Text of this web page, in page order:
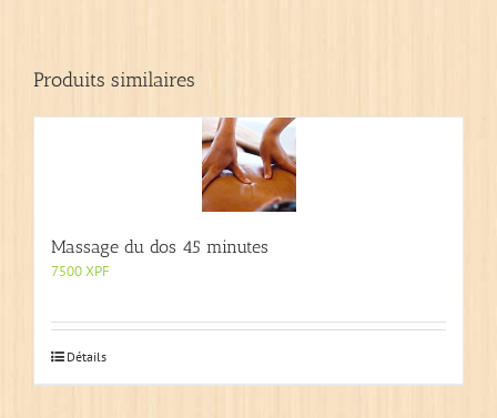
Produits similaires
Massage du dos 45 minutes
7500XPF
Détails